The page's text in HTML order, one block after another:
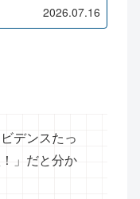
2026.07.16
デンスたっ
」だと分か